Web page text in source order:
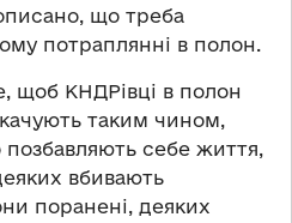
що треба
потраплянні в полон.
щоб КНДРівці в полон
таким чином,
себе життя,
вбивають
поранені, деяких